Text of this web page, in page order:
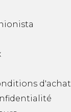
d'achat